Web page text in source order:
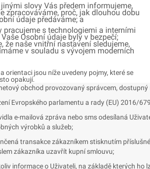
slovy Vás předem informujeme,
zpracováváme, proč, jak dlouhou dobu
údaje předáváme; a
pracujeme s technologiemi a interními
Osobní údaje byly v bezpečí;
že naše vnitřní nastavení sledujeme,
v souladu s vývojem moderních
orientaci jsou níže uvedeny pojmy, které se
opakují.
obchod provozovaný správcem,
Evropského parlamentu a rady (EU) 2016/
e-mailová zpráva nebo sms odesílaná
výrobků a služeb;
transakce zákazníkem stisknutím
zákazníka uzavřít kupní smlouvu;
informace o Uživateli, na základě kterých ho